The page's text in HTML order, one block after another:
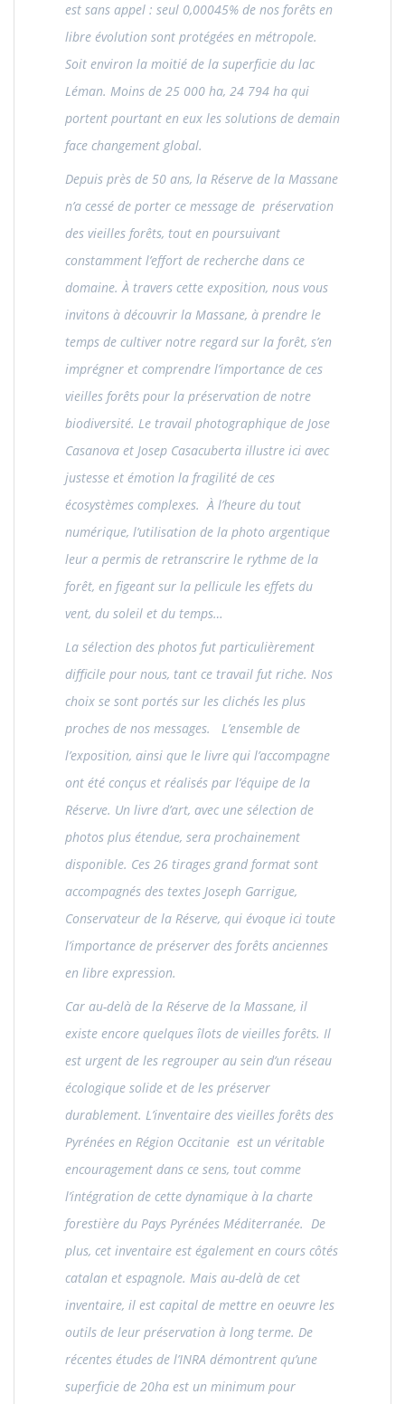
est sans appel : seul 0,00045% de nos forêts en
libre évolution sont protégées en métropole.
Soit environ la moitié de la superficie du lac
Léman. Moins de 25 000 ha, 24 794 ha qui
portent pourtant en eux les solutions de demain
face changement global.
Depuis près de 50 ans, la Réserve de la Massane
n’a cessé de porter ce message de préservation
des vieilles forêts, tout en poursuivant
constamment l’effort de recherche dans ce
domaine. À travers cette exposition, nous vous
invitons à découvrir la Massane, à prendre le
temps de cultiver notre regard sur la forêt, s’en
imprégner et comprendre l’importance de ces
vieilles forêts pour la préservation de notre
biodiversité. Le travail photographique de Jose
Casanova et Josep Casacuberta illustre ici avec
justesse et émotion la fragilité de ces
écosystèmes complexes. À l’heure du tout
numérique, l’utilisation de la photo argentique
leur a permis de retranscrire le rythme de la
forêt, en figeant sur la pellicule les effets du
vent, du soleil et du temps…
La sélection des photos fut particulièrement
difficile pour nous, tant ce travail fut riche. Nos
choix se sont portés sur les clichés les plus
proches de nos messages.
L’ensemble de
l’exposition, ainsi que le livre qui l’accompagne
ont été conçus et réalisés par l’équipe de la
Réserve. Un livre d’art, avec une sélection de
photos plus étendue, sera prochainement
disponible. Ces 26 tirages grand format sont
accompagnés des textes Joseph Garrigue,
Conservateur de la Réserve, qui évoque ici toute
l’importance de préserver des forêts anciennes
en libre expression.
Car au-delà de la Réserve de la Massane, il
existe encore quelques îlots de vieilles forêts. Il
est urgent de les regrouper au sein d’un réseau
écologique solide et de les préserver
durablement. L’inventaire des vieilles forêts des
Pyrénées en Région Occitanie est un véritable
encouragement dans ce sens, tout comme
l’intégration de cette dynamique à la charte
forestière du Pays Pyrénées Méditerranée. De
plus, cet inventaire est également en cours côtés
catalan et espagnole. Mais au-delà de cet
inventaire, il est capital de mettre en oeuvre les
outils de leur préservation à long terme. De
récentes études de l’INRA démontrent qu’une
superficie de 20ha est un minimum pour